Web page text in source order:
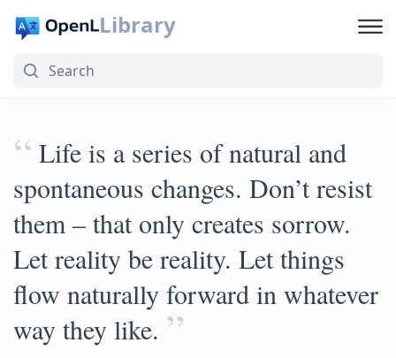
Library
“ Life is a series of natural and
spontaneous changes. Don’t resist
them – that only creates sorrow.
Let reality be reality. Let things
flow naturally forward in whatever
way they like. ”